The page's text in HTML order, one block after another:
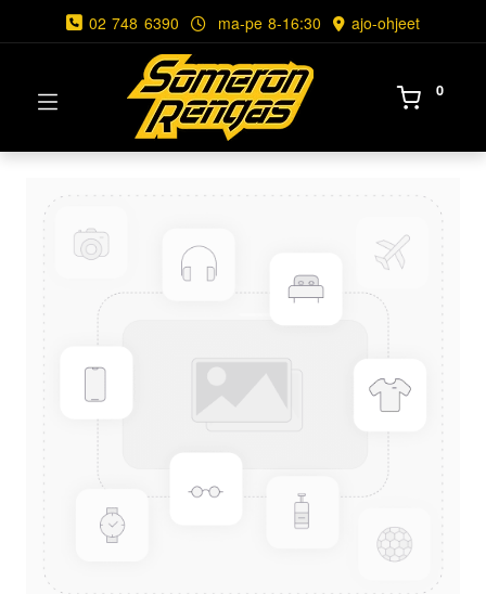
02 748 6390 ma-pe 8-16:30 ajo-ohjeet
0